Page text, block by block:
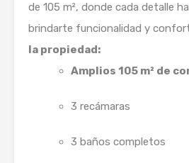
de 105 m², donde cada detalle
brindarte funcionalidad y
la propiedad:
Amplios 105 m² de
3 recámaras
3 baños completos